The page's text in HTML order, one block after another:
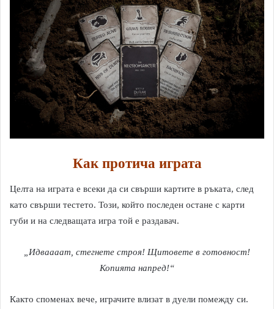
Как протича играта
Целта на играта е всеки да си свърши картите в ръката, след
като свърши тестето. Този, който последен остане с карти
губи и на следващата игра той е раздавач.
„Идваааат, стегнете строя! Щитовете в готовност!
Копията напред!“
Както споменах вече, играчите влизат в дуели помежду си.